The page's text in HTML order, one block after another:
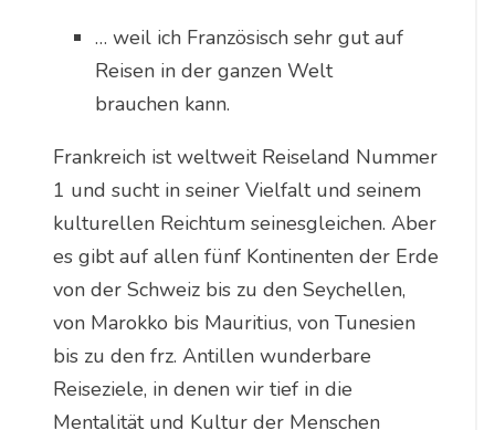
… weil ich Französisch sehr gut auf
Reisen in der ganzen Welt
brauchen kann.
Frankreich ist weltweit Reiseland Nummer
1 und sucht in seiner Vielfalt und seinem
kulturellen Reichtum seinesgleichen. Aber
es gibt auf allen fünf Kontinenten der Erde
von der Schweiz bis zu den Seychellen,
von Marokko bis Mauritius, von Tunesien
bis zu den frz. Antillen wunderbare
Reiseziele, in denen wir tief in die
Mentalität und Kultur der Menschen